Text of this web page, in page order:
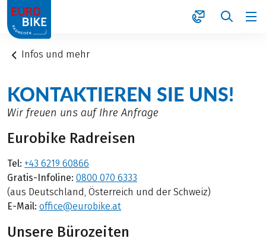
1
Infos und mehr
KONTAKTIEREN SIE UNS!
Wir freuen uns auf Ihre Anfrage
Eurobike Radreisen
Tel: +43 6219 60866
Gratis-Infoline: 0800 070 6333
(aus Deutschland, Österreich und der Schweiz)
E-Mail: office@eurobike.at
Unsere Bürozeiten